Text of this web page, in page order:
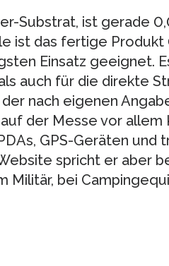
Substrat, ist gerade
ist das fertige Produkt
Einsatz geeignet.
auch für die direkte
nach eigenen
der Messe vor allem
GPS-Geräten und
spricht er aber
Militär, bei